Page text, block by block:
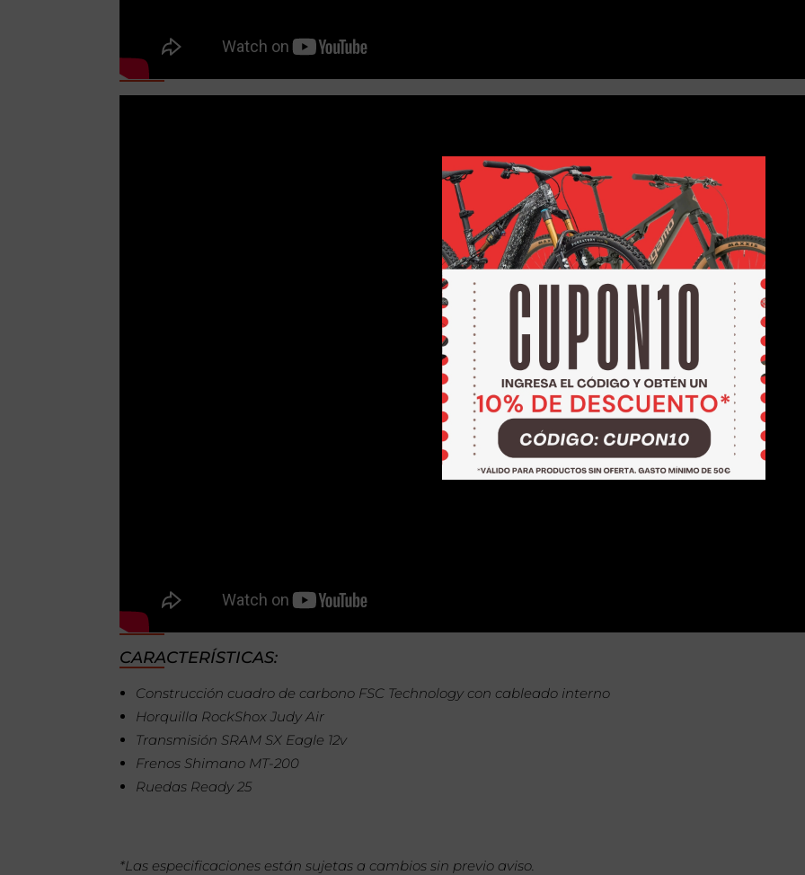
CARACTERÍSTICAS:
Construcción cuadro de carbono FSC Technology con cableado interno
Horquilla RockShox Judy Air
Transmisión SRAM SX Eagle 12v
Frenos Shimano MT-200
Ruedas Ready 25
*Las especificaciones están sujetas a cambios sin previo aviso.